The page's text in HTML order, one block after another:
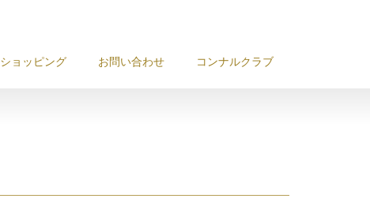
ショッピング お問い合わせ コンナルクラブ